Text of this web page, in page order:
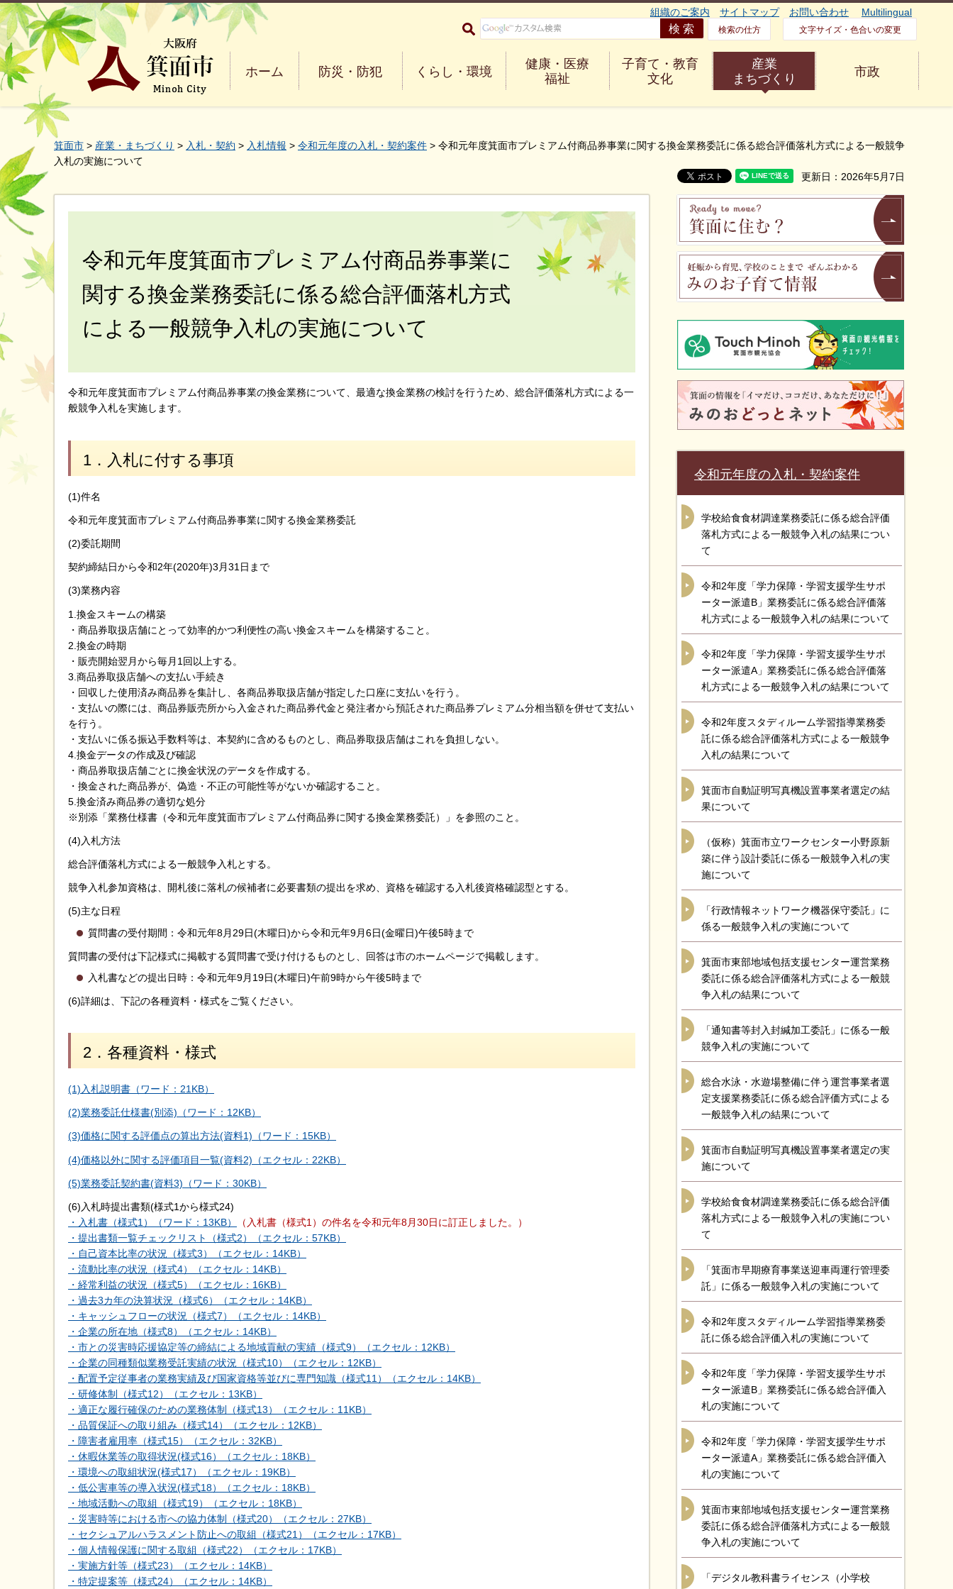
大阪府箕面市 Minoh City
組織のご案内 サイトマップ お問い合わせ Multilingual
検索の仕方 文字サイズ・色合いの変更
ホーム 防災・防犯 くらし・環境
健康・医療
福祉
子育て・教育
文化
産業
まちづくり
市政
箕面市 > 産業・まちづくり > 入札・契約 > 入札情報 > 令和元年度の入札・契約案件 > 令和元年度箕面市プレミアム付商品券事業に関する換金業務委託に係る総合評価落札方式による一般競争
入札の実施について
更新日：2026年5月7日
令和元年度箕面市プレミアム付商品券事業に
関する換金業務委託に係る総合評価落札方式
による一般競争入札の実施について
令和元年度箕面市プレミアム付商品券事業の換金業務について、最適な換金業務の検討を行うため、総合評価落札方式による一
般競争入札を実施します。
1．入札に付する事項
(1)件名
令和元年度箕面市プレミアム付商品券事業に関する換金業務委託
(2)委託期間
契約締結日から令和2年(2020年)3月31日まで
(3)業務内容
1.換金スキームの構築
・商品券取扱店舗にとって効率的かつ利便性の高い換金スキームを構築すること。
2.換金の時期
・販売開始翌月から毎月1回以上する。
3.商品券取扱店舗への支払い手続き
・回収した使用済み商品券を集計し、各商品券取扱店舗が指定した口座に支払いを行う。
・支払いの際には、商品券販売所から入金された商品券代金と発注者から預託された商品券プレミアム分相当額を併せて支払い
を行う。
・支払いに係る振込手数料等は、本契約に含めるものとし、商品券取扱店舗はこれを負担しない。
4.換金データの作成及び確認
・商品券取扱店舗ごとに換金状況のデータを作成する。
・換金された商品券が、偽造・不正の可能性等がないか確認すること。
5.換金済み商品券の適切な処分
※別添「業務仕様書（令和元年度箕面市プレミアム付商品券に関する換金業務委託）」を参照のこと。
(4)入札方法
総合評価落札方式による一般競争入札とする。
競争入札参加資格は、開札後に落札の候補者に必要書類の提出を求め、資格を確認する入札後資格確認型とする。
(5)主な日程
質問書の受付期間：令和元年8月29日(木曜日)から令和元年9月6日(金曜日)午後5時まで
質問書の受付は下記様式に掲載する質問書で受け付けるものとし、回答は市のホームページで掲載します。
入札書などの提出日時：令和元年9月19日(木曜日)午前9時から午後5時まで
(6)詳細は、下記の各種資料・様式をご覧ください。
2．各種資料・様式
(1)入札説明書（ワード：21KB）
(2)業務委託仕様書(別添)（ワード：12KB）
(3)価格に関する評価点の算出方法(資料1)（ワード：15KB）
(4)価格以外に関する評価項目一覧(資料2)（エクセル：22KB）
(5)業務委託契約書(資料3)（ワード：30KB）
(6)入札時提出書類(様式1から様式24)
・入札書（様式1）（ワード：13KB）
（入札書（様式1）の件名を令和元年8月30日に訂正しました。）
・提出書類一覧チェックリスト（様式2）（エクセル：57KB）
・自己資本比率の状況（様式3）（エクセル：14KB）
・流動比率の状況（様式4）（エクセル：14KB）
・経常利益の状況（様式5）（エクセル：16KB）
・過去3カ年の決算状況（様式6）（エクセル：14KB）
・キャッシュフローの状況（様式7）（エクセル：14KB）
・企業の所在地（様式8）（エクセル：14KB）
・市との災害時応援協定等の締結による地域貢献の実績（様式9）（エクセル：12KB）
・企業の同種類似業務受託実績の状況（様式10）（エクセル：12KB）
・配置予定従事者の業務実績及び国家資格等並びに専門知識（様式11）（エクセル：14KB）
・研修体制（様式12）（エクセル：13KB）
・適正な履行確保のための業務体制（様式13）（エクセル：11KB）
・品質保証への取り組み（様式14）（エクセル：12KB）
・障害者雇用率（様式15）（エクセル：32KB）
・休暇休業等の取得状況(様式16）（エクセル：18KB）
・環境への取組状況(様式17）（エクセル：19KB）
・低公害車等の導入状況(様式18）（エクセル：18KB）
・地域活動への取組（様式19）（エクセル：18KB）
・災害時等における市への協力体制（様式20）（エクセル：27KB）
・セクシュアルハラスメント防止への取組（様式21）（エクセル：17KB）
・個人情報保護に関する取組（様式22）（エクセル：17KB）
・実施方針等（様式23）（エクセル：14KB）
・特定提案等（様式24）（エクセル：14KB）
令和元年度の入札・契約案件
学校給食食材調達業務委託に係る総合評価
落札方式による一般競争入札の結果につい
て
令和2年度「学力保障・学習支援学生サポ
ーター派遣B」業務委託に係る総合評価落
札方式による一般競争入札の結果について
令和2年度「学力保障・学習支援学生サポ
ーター派遣A」業務委託に係る総合評価落
札方式による一般競争入札の結果について
令和2年度スタディルーム学習指導業務委
託に係る総合評価落札方式による一般競争
入札の結果について
箕面市自動証明写真機設置事業者選定の結
果について
（仮称）箕面市立ワークセンター小野原新
築に伴う設計委託に係る一般競争入札の実
施について
「行政情報ネットワーク機器保守委託」に
係る一般競争入札の実施について
箕面市東部地域包括支援センター運営業務
委託に係る総合評価落札方式による一般競
争入札の結果について
「通知書等封入封緘加工委託」に係る一般
競争入札の実施について
総合水泳・水遊場整備に伴う運営事業者選
定支援業務委託に係る総合評価方式による
一般競争入札の結果について
箕面市自動証明写真機設置事業者選定の実
施について
学校給食食材調達業務委託に係る総合評価
落札方式による一般競争入札の実施につい
て
「箕面市早期療育事業送迎車両運行管理委
託」に係る一般競争入札の実施について
令和2年度スタディルーム学習指導業務委
託に係る総合評価入札の実施について
令和2年度「学力保障・学習支援学生サポ
ーター派遣B」業務委託に係る総合評価入
札の実施について
令和2年度「学力保障・学習支援学生サポ
ーター派遣A」業務委託に係る総合評価入
札の実施について
箕面市東部地域包括支援センター運営業務
委託に係る総合評価落札方式による一般競
争入札の実施について
「デジタル教科書ライセンス（小学校